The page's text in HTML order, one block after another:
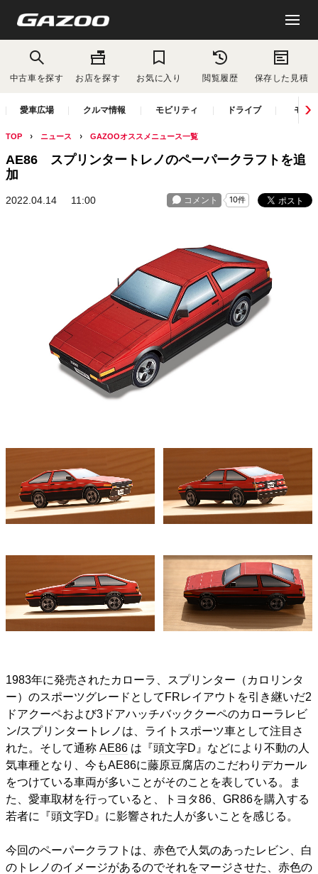
中古車を探す お店を探す お気に入り 閲覧履歴 保存した見積
愛車広場 クルマ情報 モビリティ ドライブ モー
TOP ニュース GAZOOオススメニュース一覧
AE86 スプリンタートレノのペーパークラフトを追
加
2022.04.14 11:00
1983年に発売されたカローラ、スプリンター（カロリンタ
ー）のスポーツグレードとしてFRレイアウトを引き継いだ2
ドアクーペおよび3ドアハッチバッククーペのカローラレビ
ン/スプリンタートレノは、ライトスポーツ車として注目さ
れた。そして通称 AE86 は『頭文字D』などにより不動の人
気車種となり、今もAE86に藤原豆腐店のこだわりデカール
をつけている車両が多いことがそのことを表している。ま
た、愛車取材を行っていると、トヨタ86、GR86を購入する
若者に『頭文字D』に影響された人が多いことを感じる。
今回のペーパークラフトは、赤色で人気のあったレビン、白
のトレノのイメージがあるのでそれをマージさせた、赤色の